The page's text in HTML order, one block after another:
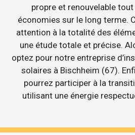
propre et renouvelable
économies sur le long terme.
attention à la totalité des
une étude totale et précise.
optez pour notre entreprise
solaires à Bischheim (67).
pourrez participer à la
utilisant une énergie